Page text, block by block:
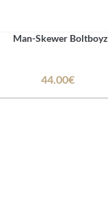
Man-Skewer Boltboyz
44.00€